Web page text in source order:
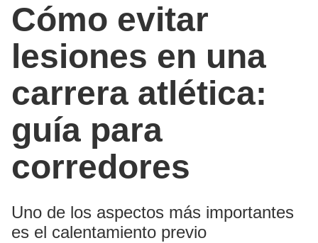
Cómo evitar
lesiones en una
carrera atlética:
guía para
corredores
Uno de los aspectos más importantes
es el calentamiento previo